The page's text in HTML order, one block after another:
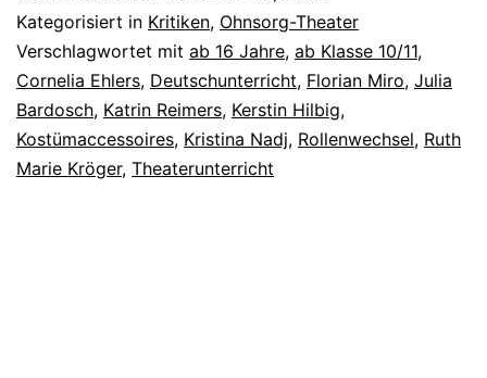
Kategorisiert in Kritiken, Ohnsorg-Theater
Verschlagwortet mit ab 16 Jahre, ab Klasse 10/11,
Cornelia Ehlers, Deutschunterricht, Florian Miro, Julia
Bardosch, Katrin Reimers, Kerstin Hilbig,
Kostümaccessoires, Kristina Nadj, Rollenwechsel, Ruth
Marie Kröger, Theaterunterricht